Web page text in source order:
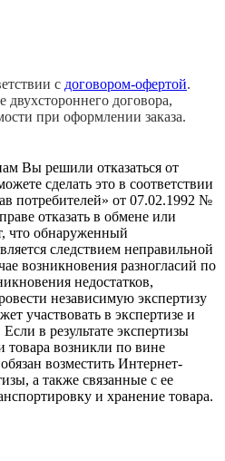
с договором-офертой.
договора,
при оформлении заказа.
Вы решили отказаться от
сделать это в соответствии
потребителей» от 07.02.1992 №
отказать в обмене или
что обнаруженный
следствием неправильной
возникновения разногласий по
недостатков,
независимую экспертизу
участвовать в экспертизе и
в результате экспертизы
товара возникли по вине
возместить Интернет-
а также связанные с ее
и хранение товара.